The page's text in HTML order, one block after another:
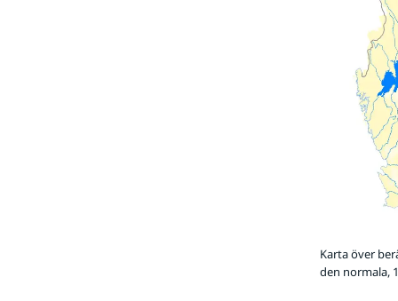
Karta över
den normala,